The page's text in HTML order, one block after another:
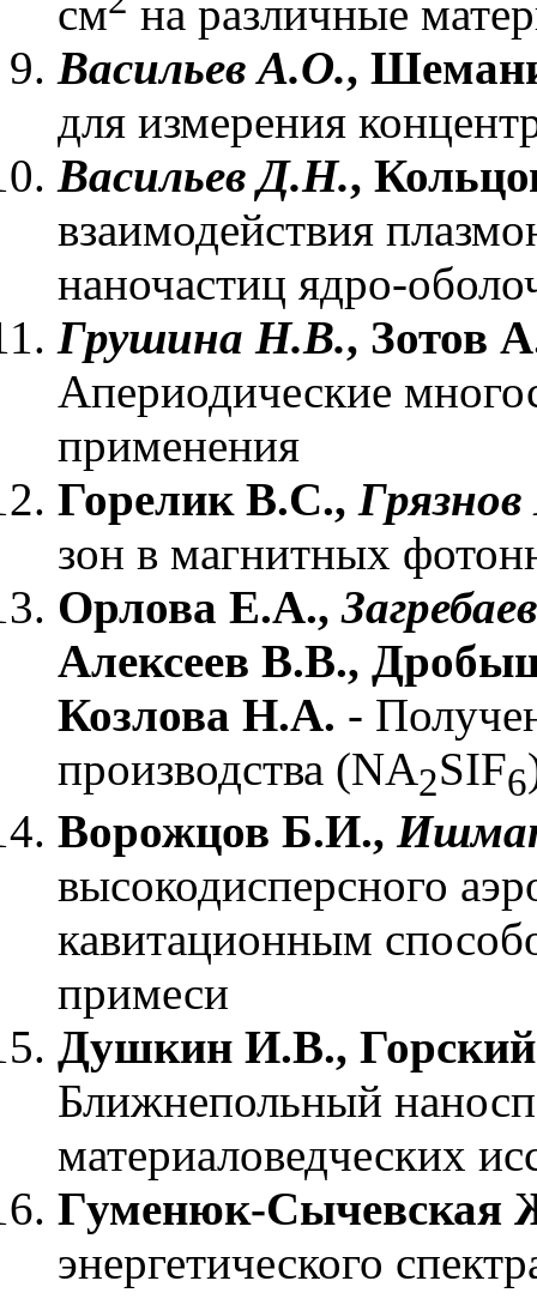
см
на различные
Васильев А.О.,
для измерения
Васильев Д.Н.,
взаимодействия
наночастиц ядро-
Грушина Н.В.,
Апериодические
применения
Горелик B.C.,
зон в магнитных
Орлова Е.А.,
Алексеев В.В.,
Козлова Н.А. -
производства (NA2SIF6
Ворожцов Б.И.,
высокодисперсного
кавитационным
примеси
Душкин И.В.,
Ближнепольный
материаловедческих
Гуменюк-
энергетического